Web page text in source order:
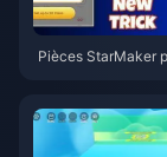
Pièces StarMaker
n)